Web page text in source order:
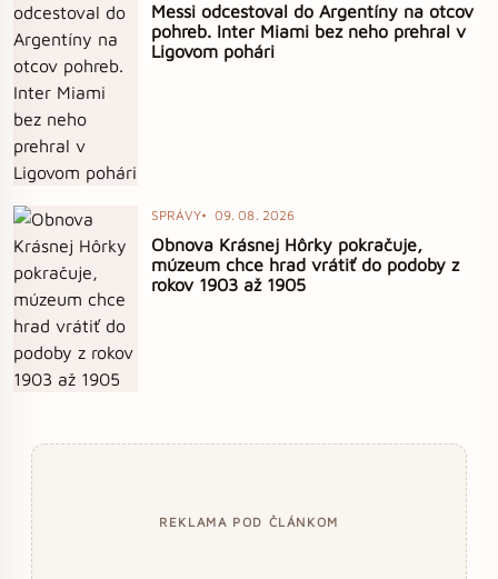
Messi odcestoval do Argentíny na otcov
pohreb. Inter Miami bez neho prehral v
Ligovom pohári
SPRÁVY 09. 08. 2026
Obnova Krásnej Hôrky pokračuje,
múzeum chce hrad vrátiť do podoby z
rokov 1903 až 1905
REKLAMA POD ČLÁNKOM